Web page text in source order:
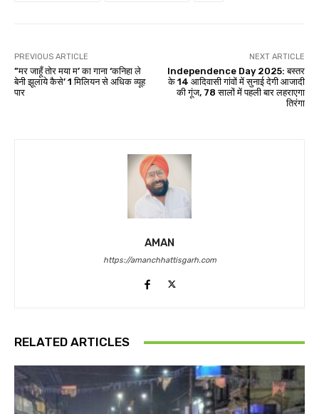
PREVIOUS ARTICLE
”मर जाहूँ तोर मया म’ का गाना ‘कनिहा ले
बेनी झूलाये कैसे’ 1 मिलियन से अधिक व्यूह
पार
NEXT ARTICLE
Independence Day 2025: बस्तर
के 14 आदिवासी गांवों में सुनाई देगी आजादी
की गूंज, 78 सालों में पहली बार लहराएगा
तिरंगा
AMAN
https://amanchhattisgarh.com
RELATED ARTICLES